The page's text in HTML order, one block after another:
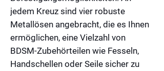
jedem Kreuz sind vier robuste
Metallösen angebracht, die es Ihnen
ermöglichen, eine Vielzahl von
BDSM-Zubehörteilen wie Fesseln,
Handschellen oder Seile sicher zu